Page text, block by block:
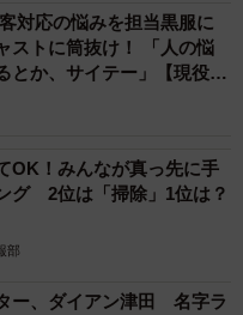
対応の悩みを担当黒服に
筒抜け！ 「人の悩
とか、サイテー」【現役キ
OK！みんなが真っ先に手
グ 2位は「掃除」1位は？
部
ー、ダイアン津田 名字ラ